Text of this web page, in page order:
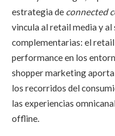
estrategia de connected
vincula al retail media y
complementarias: el
performance en los
shopper marketing
los recorridos del
las experiencias
offline.